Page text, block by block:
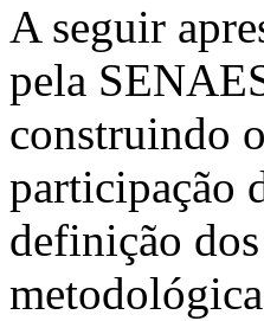
A seguir
pela
construindo
participação
definição